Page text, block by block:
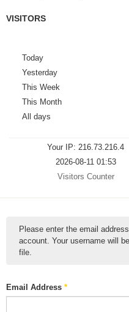
VISITORS
Today
Yesterday
This Week
This Month
All days
Your IP: 216.73.216.4
2026-08-11 01:53
Visitors Counter
Please enter the email
account. Your username will
file.
Email Address *